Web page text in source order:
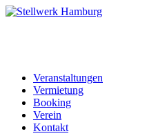
Veranstaltungen
Vermietung
Booking
Verein
Kontakt